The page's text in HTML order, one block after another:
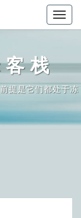
栈
提是它们都处于冻